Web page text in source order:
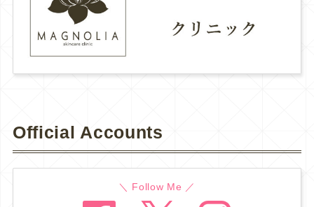
Official Accounts
＼ Follow Me ／